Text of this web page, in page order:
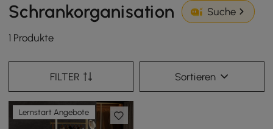
Schrankorganisation Suche
1 Produkte
FILTER Sortieren
Lernstart Angebote